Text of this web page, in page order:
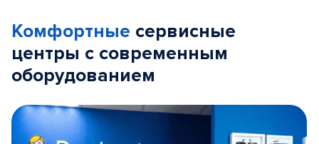
Комфортные сервисные
центры с современным
оборудованием